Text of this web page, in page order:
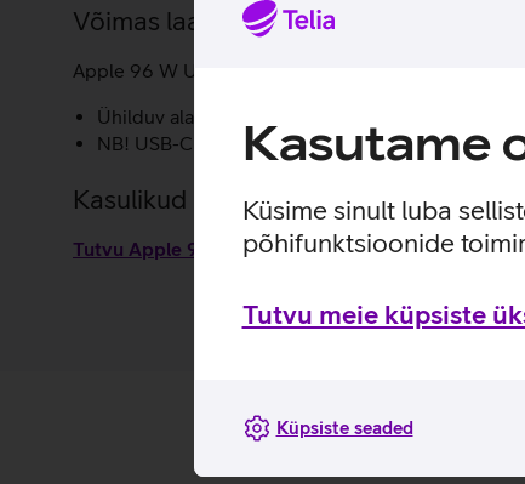
Kasutame
Küsime sinult luba
põhifunktsioonide
Tutvu meie küpsiste
Küpsiste seaded
Lisainfo
Võimas laadija Apple seadmetele.
Apple 96 W USB-C toiteadapter pakub kiiret ja
Ühilduv alates iPhone 15 seeria, MacBook Pro
NB! USB-C laadimisjuhe on müügil eraldi.
Kasulikud lingid
Tutvu Apple 96 W sülearvuti laadija omaduste ja